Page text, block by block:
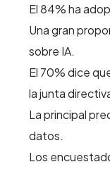
El 84% ha
Una gran
sobre IA.
El 70% dice
la junta
La principal
datos.
Los